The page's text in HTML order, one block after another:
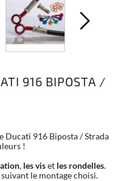
916 BIPOSTA /
Ducati 916 Biposta / Strada
!
, les viset les rondelles.
le montage choisi.